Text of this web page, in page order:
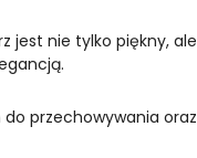
jest nie tylko piękny, ale
przechowywania oraz